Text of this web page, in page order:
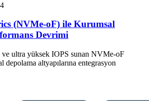
(NVMe-oF) ile Kurumsal
Devrimi
ve ultra yüksek IOPS sunan NVMe-oF
altyapılarına entegrasyon